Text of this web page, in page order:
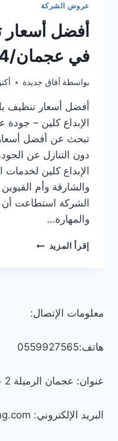
عروض الشركة
أفضل أسعار
في عجمان/0547557544
بواسطة آفاق جديدة أكتوبر
أفضل أسعار تنظيف
الإبداع كلين –
تبحث عن أفضل
دون التنازل عن
الإبداع كلين
والشارقة وأم
الشركة استطاعت
والمهارة…
إقرأ المزيد أفضل
معلومات الإتصال:
هاتف:0559927565
عنوان: عجمان الرميلة 2 خلف برج المربعة
البريد الإلكتروني: admin@alebdaacleaning.com